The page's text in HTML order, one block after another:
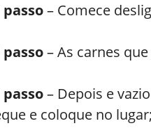
passo– Comece
passo– As carnes
passo– Depois e
e coloque no lugar;